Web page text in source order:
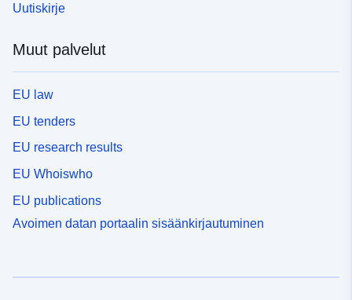
Uutiskirje
Muut palvelut
EU law
EU tenders
EU research results
EU Whoiswho
EU publications
Avoimen datan portaalin sisäänkirjautuminen